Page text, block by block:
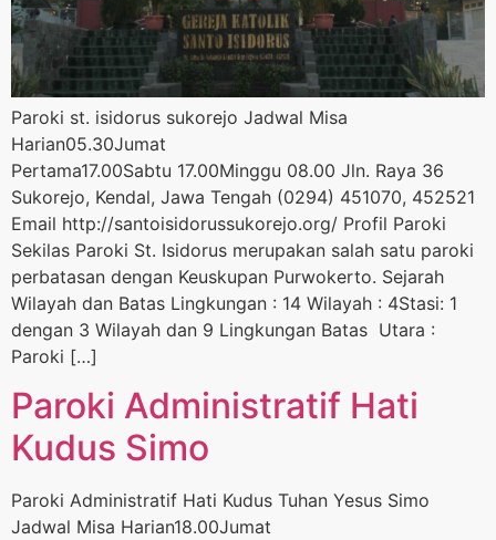
Paroki st. isidorus sukorejo Jadwal Misa
Harian05.30Jumat
Pertama17.00Sabtu 17.00Minggu 08.00 Jln. Raya 36
Sukorejo, Kendal, Jawa Tengah (0294) 451070, 452521
Email http://santoisidorussukorejo.org/ Profil Paroki
Sekilas Paroki St. Isidorus merupakan salah satu paroki
perbatasan dengan Keuskupan Purwokerto. Sejarah
Wilayah dan Batas Lingkungan : 14 Wilayah : 4Stasi: 1
dengan 3 Wilayah dan 9 Lingkungan Batas Utara :
Paroki […]
Paroki Administratif Hati
Kudus Simo
Paroki Administratif Hati Kudus Tuhan Yesus Simo
Jadwal Misa Harian18.00Jumat